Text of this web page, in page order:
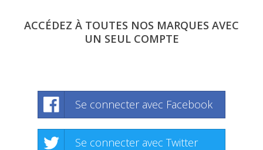
ACCÉDEZ À TOUTES NOS MARQUES AVEC
UN SEUL COMPTE
Se connecter avec Facebook
Se connecter avec Twitter